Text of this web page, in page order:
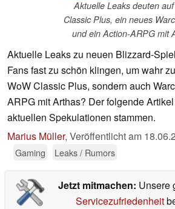
Aktuelle Leaks deuten
Classic Plus, ein neues
und ein Action-ARPG mit
Aktuelle Leaks zu neuen Blizzard-
Fans fast zu schön klingen, um wahr
WoW Classic Plus, sondern auch
ARPG mit Arthas? Der folgende
aktuellen Spekulationen stammen.
Marius Müller, Veröffentlicht am
Gaming Leaks / Rumors
Jetzt mitmachen: Unsere
Servicezufriedenheit